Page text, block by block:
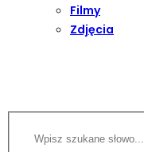
Filmy
Zdjęcia